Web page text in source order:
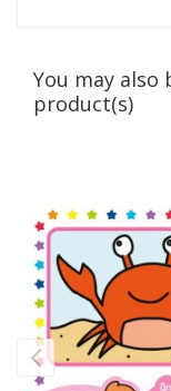
You may
product(s)